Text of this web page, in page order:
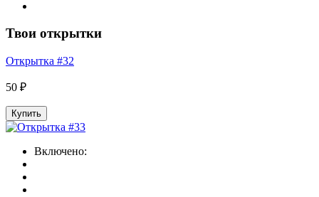
Твои открытки
Открытка #32
50 ₽
Купить
Включено: